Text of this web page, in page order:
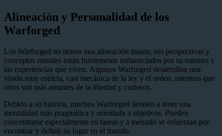
Alineación y Personalidad de los
Warforged
Los Warforged no tienen una alineación innata; sus perspectivas y
conceptos morales están fuertemente influenciados por su entorno y
las experiencias que viven. Algunos Warforged desarrollan una
visión muy estricta, casi mecánica de la ley y el orden, mientras que
otros son más amantes de la libertad y curiosos.
Debido a su historia, muchos Warforged tienden a tener una
mentalidad más pragmática y orientada a objetivos. Pueden
concentrarse especialmente en tareas y a menudo se esfuerzan por
encontrar y definir su lugar en el mundo.